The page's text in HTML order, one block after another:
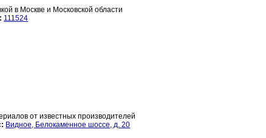
в Москве и Московской области
111524
от известных производителей
Видное, Белокаменное шоссе, д. 20